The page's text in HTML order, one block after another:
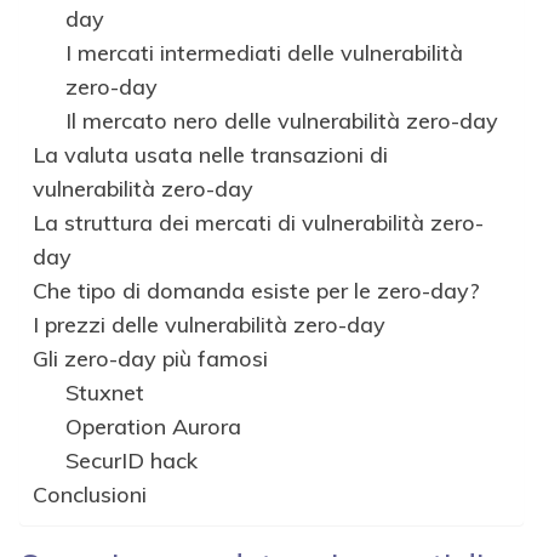
day
I mercati intermediati delle vulnerabilità
zero-day
Il mercato nero delle vulnerabilità zero-day
La valuta usata nelle transazioni di
vulnerabilità zero-day
La struttura dei mercati di vulnerabilità zero-
day
Che tipo di domanda esiste per le zero-day?
I prezzi delle vulnerabilità zero-day
Gli zero-day più famosi
Stuxnet
Operation Aurora
SecurID hack
Conclusioni